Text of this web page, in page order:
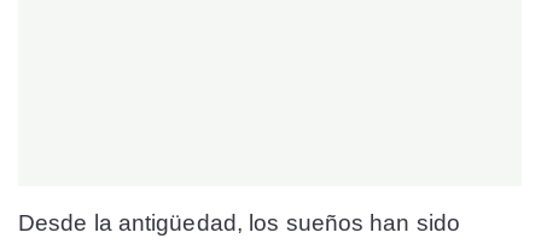
Desde la antigüedad, los sueños han sido